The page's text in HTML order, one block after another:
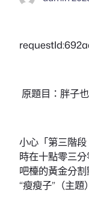
原題目：胖子
小心「第三階
時在十點零三
吧檯的黃金分割
“瘦瘦子”（主題）